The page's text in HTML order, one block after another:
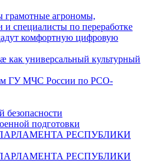
агрономы,
и специалисты по переработке
комфортную цифровую
универсальный культурный
ГУ МЧС России по РСО-
безопасности
подготовки
РЕСПУБЛИКИ
РЕСПУБЛИКИ